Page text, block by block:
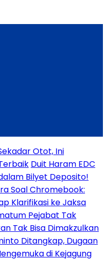
Otot, Ini
Duit Haram EDC
Bilyet Deposito!
Soal Chromebook:
Klarifikasi ke Jaksa
Pejabat Tak
Tak Bisa Dimakzulkan
Ditangkap, Dugaan
di Kejagung